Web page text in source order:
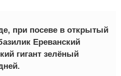
при посеве в открытый
Ереванский
гигант зелёный